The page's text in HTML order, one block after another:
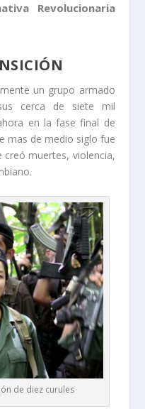
Revolucionaria
un grupo armado
cerca de siete mil
en la fase final de
mas de medio siglo fue
creó muertes, violencia,
de diez curules